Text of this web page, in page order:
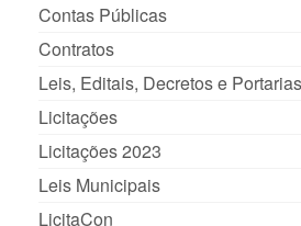
Contas Públicas
Contratos
Leis, Editais, Decretos e Portarias
Licitações
Licitações 2023
Leis Municipais
LicitaCon